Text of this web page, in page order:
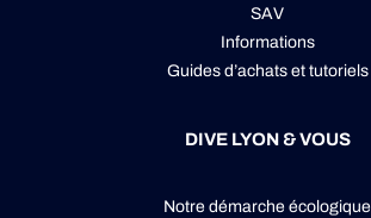
SAV
Informations
Guides d’achats et tutoriels
DIVE LYON & VOUS
Notre démarche écologique